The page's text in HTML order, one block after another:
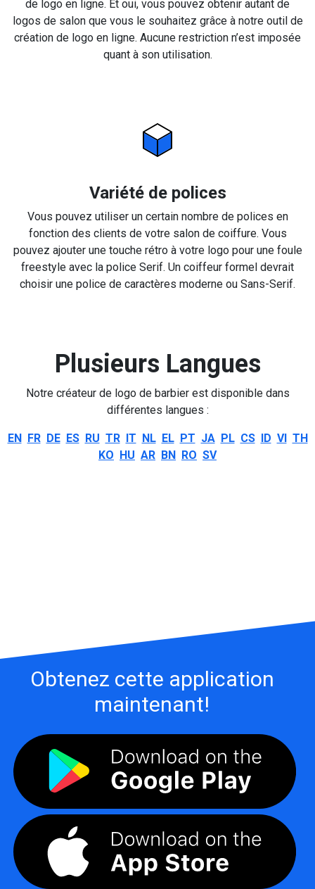
de logo en ligne. Et oui, vous pouvez obtenir autant de
logos de salon que vous le souhaitez grâce à notre outil de
création de logo en ligne. Aucune restriction n’est imposée
quant à son utilisation.
Variété de polices
Vous pouvez utiliser un certain nombre de polices en
fonction des clients de votre salon de coiffure. Vous
pouvez ajouter une touche rétro à votre logo pour une foule
freestyle avec la police Serif. Un coiffeur formel devrait
choisir une police de caractères moderne ou Sans-Serif.
Plusieurs Langues
Notre créateur de logo de barbier est disponible dans
différentes langues :
EN FR DE ES RU TR IT NL EL PT JA PL CS ID VI TH
KO HU AR BN RO SV
Obtenez cette application
maintenant!